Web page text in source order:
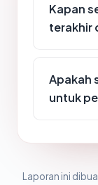
Kapan
terakhir
Apakah
untuk
Laporan ini